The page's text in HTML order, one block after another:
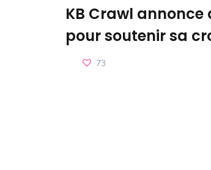
KB Crawl
pour soutenir sa
73